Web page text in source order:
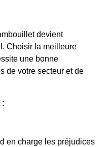
devient
Choisir la meilleure
une bonne
de votre secteur et de
:
en charge les préjudices